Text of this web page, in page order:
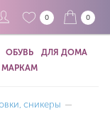
0 0
ОБУВЬ
ДЛЯ ДОМА
МАРКАМ
сникеры —